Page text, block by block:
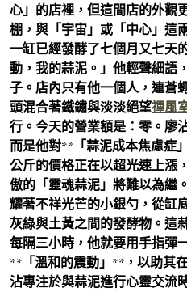
心」的店裡，但這間店的外觀
棚，與「宇宙」或「中心」這
一缸已經發酵了七個月又七天
動，我的蒜泥。」他輕聲細語
子。店內只有他一個人，連蒼
頭混合著鐵鏽與淡淡絕望禪風
行。今天的營業額是：零。廖
而是他對**「蒜泥成本焦慮症
公斤的價格正在以超光速上漲
傲的「靈魂蒜泥」將難以為繼
耀著不祥光芒的小銀勺，從缸
灰綠與土黃之間的發酵物。這
每隔三小時，他就要用手指彈
**「溫和的震動」**，以助其
沾專注於與蒜泥進行心靈交流